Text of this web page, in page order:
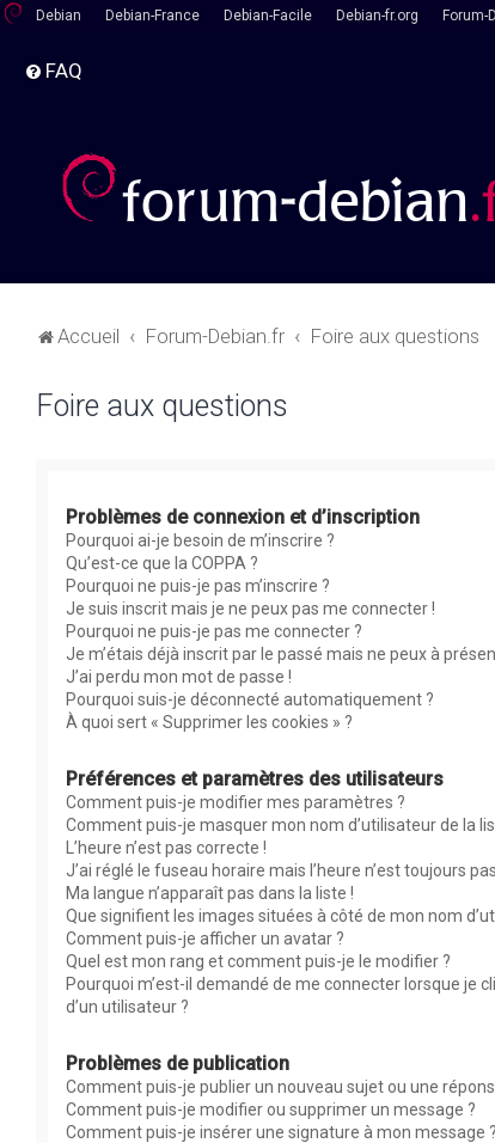
Debian Debian-France Debian-Facile Debian-fr.org Forum-
FAQ
Accueil Forum-Debian.fr Foire aux questions
Foire aux questions
Problèmes de connexion et d’inscription
Pourquoi ai-je besoin de m’inscrire ?
Qu’est-ce que la COPPA ?
Pourquoi ne puis-je pas m’inscrire ?
Je suis inscrit mais je ne peux pas me connecter !
Pourquoi ne puis-je pas me connecter ?
Je m’étais déjà inscrit par le passé mais ne peux à
J’ai perdu mon mot de passe !
Pourquoi suis-je déconnecté automatiquement ?
À quoi sert « Supprimer les cookies » ?
Préférences et paramètres des utilisateurs
Comment puis-je modifier mes paramètres ?
Comment puis-je masquer mon nom d’utilisateur de la
L’heure n’est pas correcte !
J’ai réglé le fuseau horaire mais l’heure n’est toujours
Ma langue n’apparaît pas dans la liste !
Que signifient les images situées à côté de mon nom
Comment puis-je afficher un avatar ?
Quel est mon rang et comment puis-je le modifier ?
Pourquoi m’est-il demandé de me connecter lorsque je
d’un utilisateur ?
Problèmes de publication
Comment puis-je publier un nouveau sujet ou une
Comment puis-je modifier ou supprimer un message ?
Comment puis-je insérer une signature à mon message ?